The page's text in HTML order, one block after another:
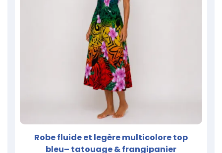
Robe fluide et legère multicolore top
bleu– tatouage & frangipanier